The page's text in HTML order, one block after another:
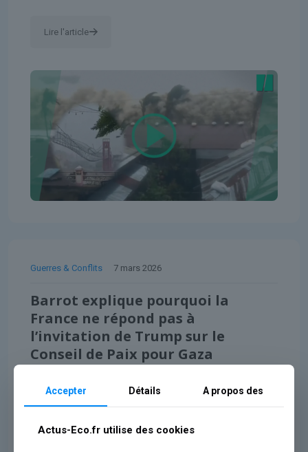
Lire l'article
Guerres & Conflits 7 mars 2026
Barrot explique pourquoi la
France ne répond pas à
l’invitation de Trump sur le
Conseil de Paix pour Gaza
Lire l'article
Accepter Détails A propos des
Actus-Eco.fr utilise des cookies